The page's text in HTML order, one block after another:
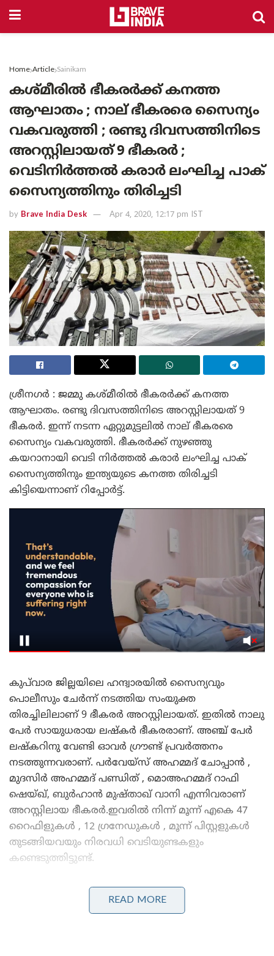
Home Article Sainikam
കശ്മീരിൽ ഭീകരർക്ക് കനത്ത
ആഘാതം ; നാല് ഭീകരരെ സൈന്യം
വകവരുത്തി ; രണ്ടു ദിവസത്തിനിടെ
അറസ്റ്റിലായത് 9 ഭീകരർ ;
വെടിനിർത്തൽ കരാർ ലംഘിച്ച പാക്
സൈന്യത്തിനും തിരിച്ചടി
by Brave India Desk Apr 4, 2020, 12:17 pm IST
ശ്രീനഗർ : ജമ്മു കശ്മീരിൽ ഭീകരർക്ക് കനത്ത
ആഘാതം. രണ്ടു ദിവസത്തിനിടെ അറസ്റ്റിലായത് 9
ഭീകരർ. ഇന്ന് നടന്ന ഏറ്റുമുട്ടലിൽ നാല് ഭീകരരെ
സൈന്യം വകവരുത്തി. ഭീകരർക്ക് നുഴഞ്ഞു
കയറാനായി വെടി നിർത്തൽ കരാർ ലംഘിച്ച പാക്
സൈന്യത്തിനും ഇന്ത്യയുടെ കനത്ത തിരിച്ചടി
കിട്ടിയെന്നാണ് റിപ്പോർട്ട്.
കുപ്‌വാര ജില്ലയിലെ ഹന്ദ്വാരയിൽ സൈന്യവും
പൊലീസും ചേർന്ന് നടത്തിയ സംയുക്ത
തിരച്ചിലിലാണ് 9 ഭീകരർ അറസ്റ്റിലായത്. ഇതിൽ നാലു
പേർ സായുധരായ ലഷ്കർ ഭീകരരാണ്. അഞ്ച് പേർ
ലഷ്കറിനു വേണ്ടി ഓവർ ഗ്രൗണ്ട് പ്രവർത്തനം
നടത്തുന്നവരാണ്. പർവേയ്സ് അഹമ്മദ് ചോപ്പാൻ ,
മുദസിർ അഹമ്മദ് പണ്ഡിത് , മൊഅഹമ്മദ് റാഫി
ഷെയ്ഖ്, ബുർഹാൻ മുഷ്താഖ് വാനി എന്നിവരാണ്
അറസ്റ്റിലായ ഭീകരർ.ഇവരിൽ നിന്ന് മൂന്ന് എകെ 47
റൈഫിളുകൾ , 12 ഗ്രനേഡുകൾ , മൂന്ന് പിസ്റ്റളുകൾ
തുടങ്ങിയവയും നിരവധി വെടിയുണ്ടകളും
കണ്ടെടുത്തിട്ടുണ്ട്.
Stories you may likeREAD MORE